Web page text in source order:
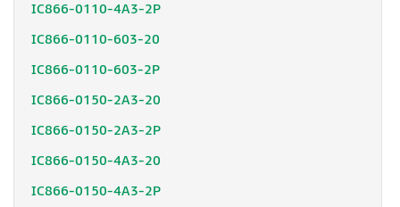
IC866-0110-4A3-2P
IC866-0110-603-20
IC866-0110-603-2P
IC866-0150-2A3-20
IC866-0150-2A3-2P
IC866-0150-4A3-20
IC866-0150-4A3-2P